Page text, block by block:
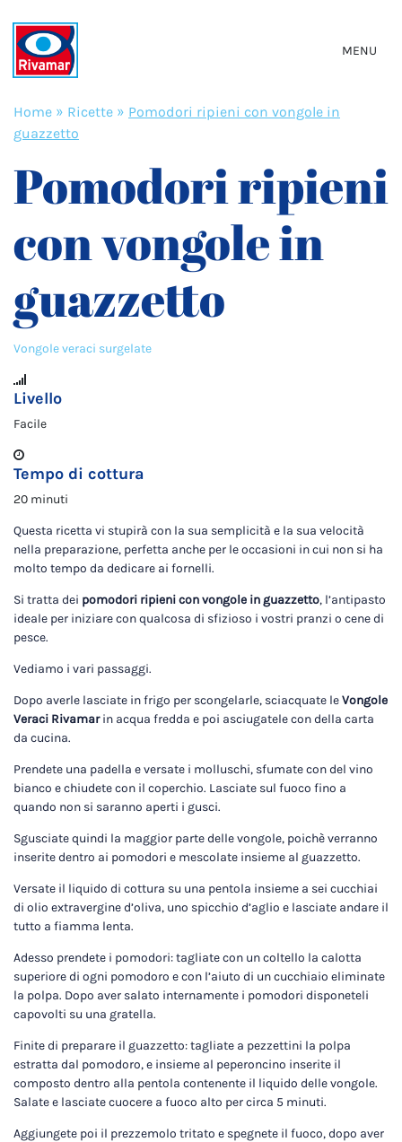
MENU
Home » Ricette » Pomodori ripieni con vongole in
guazzetto
Pomodori ripieni
con vongole in
guazzetto
Vongole veraci surgelate
Livello
Facile
Tempo di cottura
20 minuti
Questa ricetta vi stupirà con la sua semplicità e la sua velocità
nella preparazione, perfetta anche per le occasioni in cui non si ha
molto tempo da dedicare ai fornelli.
Si tratta dei pomodori ripieni con vongole in guazzetto, l’antipasto
ideale per iniziare con qualcosa di sfizioso i vostri pranzi o cene di
pesce.
Vediamo i vari passaggi.
Dopo averle lasciate in frigo per scongelarle, sciacquate leVongole
Veraci Rivamarin acqua fredda e poi asciugatele con della carta
da cucina.
Prendete una padella e versate i molluschi, sfumate con del vino
bianco e chiudete con il coperchio. Lasciate sul fuoco fino a
quando non si saranno aperti i gusci.
Sgusciate quindi la maggior parte delle vongole, poichè verranno
inserite dentro ai pomodori e mescolate insieme al guazzetto.
Versate il liquido di cottura su una pentola insieme a sei cucchiai
di olio extravergine d’oliva, uno spicchio d’aglio e lasciate andare il
tutto a fiamma lenta.
Adesso prendete i pomodori: tagliate con un coltello la calotta
superiore di ogni pomodoro e con l’aiuto di un cucchiaio eliminate
la polpa. Dopo aver salato internamente i pomodori disponeteli
capovolti su una gratella.
Finite di preparare il guazzetto: tagliate a pezzettini la polpa
estratta dal pomodoro, e insieme al peperoncino inserite il
composto dentro alla pentola contenente il liquido delle vongole.
Salate e lasciate cuocere a fuoco alto per circa 5 minuti.
Aggiungete poi il prezzemolo tritato e spegnete il fuoco, dopo aver